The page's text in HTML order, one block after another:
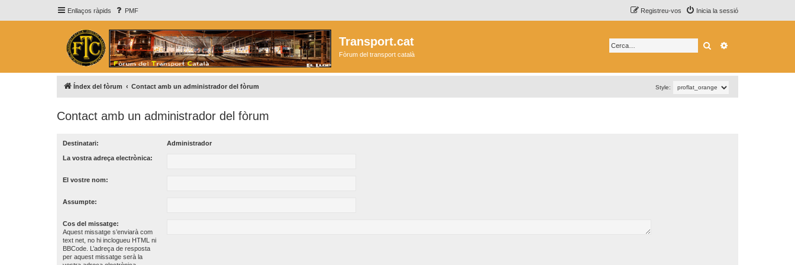
Enllaços ràpids PMF Inicia la sessió
Registreu-vos
Transport.cat
Fòrum del transport català
Cerca
Índex del fòrum Contact amb un administrador del fòrum Style:
Contact amb un administrador del fòrum
Destinatari: Administrador
La vostra adreça electrònica:
El vostre nom:
Assumpte:
Cos del missatge:
Aquest missatge s’enviarà com
text net, no hi inclogueu HTML ni
BBCode. L’adreça de resposta
per aquest missatge serà la